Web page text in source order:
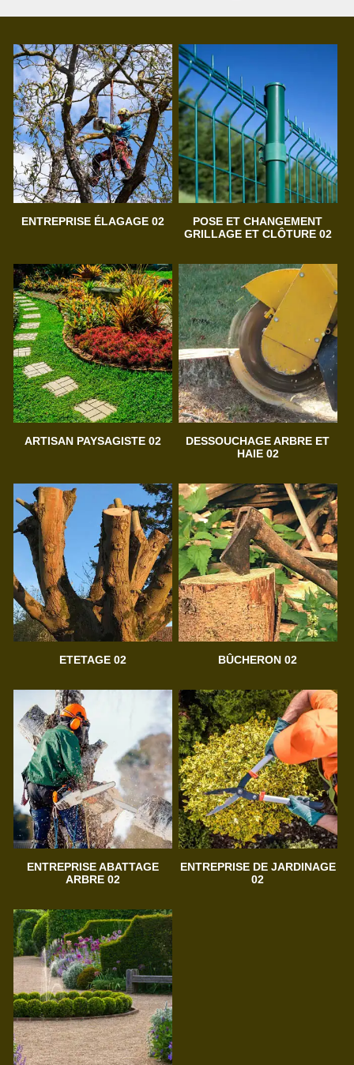
ENTREPRISE ÉLAGAGE 02
POSE ET CHANGEMENT
GRILLAGE ET CLÔTURE 02
ARTISAN PAYSAGISTE 02
DESSOUCHAGE ARBRE ET
HAIE 02
ETETAGE 02 BÛCHERON 02
ENTREPRISE ABATTAGE
ARBRE 02
ENTREPRISE DE JARDINAGE
02